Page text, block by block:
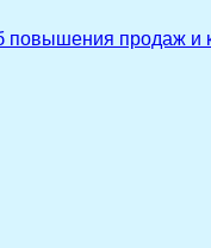
повышения продаж и